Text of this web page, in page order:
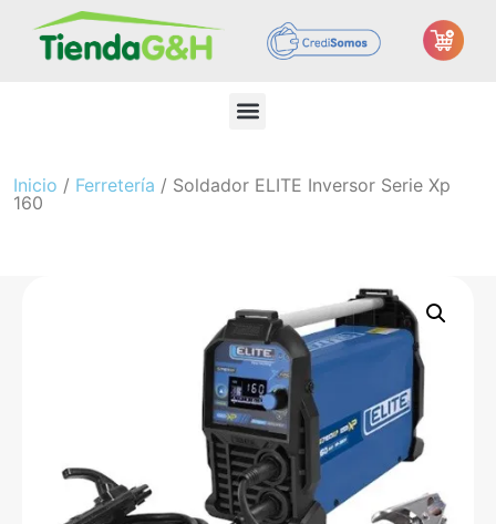
Inicio / Ferretería / Soldador ELITE Inversor Serie Xp
160